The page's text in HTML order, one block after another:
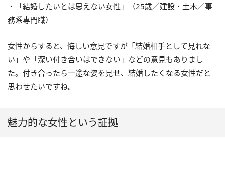
・「結婚したいとは思えない女性」（25歳／建設・土木／事
務系専門職）
女性からすると、悔しい意見ですが「結婚相手として見れな
い」や「深い付き合いはできない」などの意見もありまし
た。付き合ったら一途な姿を見せ、結婚したくなる女性だと
思わせたいですね。
魅力的な女性という証拠